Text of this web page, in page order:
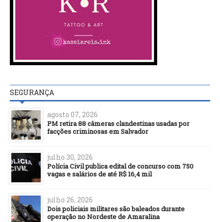
SEGURANÇA
agosto 07, 2026
PM retira 88 câmeras clandestinas usadas por
facções criminosas em Salvador
julho 30, 2026
Polícia Civil publica edital de concurso com 750
vagas e salários de até R$ 16,4 mil
julho 26, 2026
Dois policiais militares são baleados durante
operação no Nordeste de Amaralina